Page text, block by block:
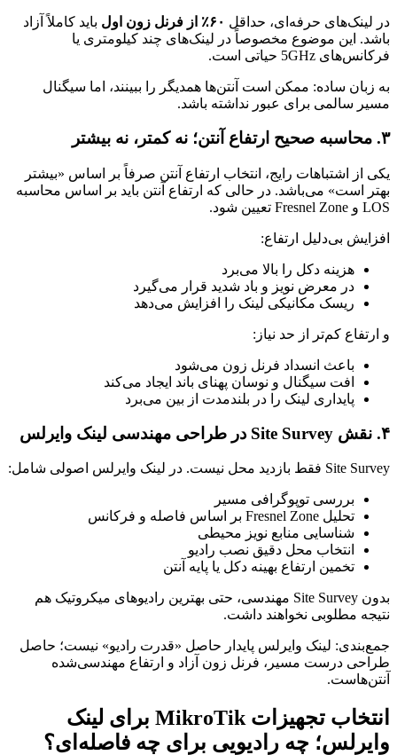
در لینک‌های حرفه‌ای، حداقل ۶۰٪ از فرنل زون اول
باید کاملاً آزاد
باشد. این موضوع مخصوصاً در لینک‌های چند کیلومتری یا
فرکانس‌های 5GHz حیاتی است.
به زبان ساده: ممکن است آنتن‌ها همدیگر را ببینند، اما سیگنال
مسیر سالمی برای عبور نداشته باشد.
۳. محاسبه صحیح ارتفاع آنتن؛ نه کمتر، نه بیشتر
یکی از اشتباهات رایج، انتخاب ارتفاع آنتن صرفاً بر اساس «بیشتر
بهتر است» می‌باشد. در حالی که ارتفاع آنتن باید بر اساس محاسبه
LOS و Fresnel Zone تعیین شود.
افزایش بی‌دلیل ارتفاع:
هزینه دکل را بالا می‌برد
در معرض نویز و باد شدید قرار می‌گیرد
ریسک مکانیکی لینک را افزایش می‌دهد
و ارتفاع کم‌تر از حد نیاز:
باعث انسداد فرنل زون می‌شود
افت سیگنال و نوسان پهنای باند ایجاد می‌کند
پایداری لینک را در بلندمدت از بین می‌برد
۴. نقش Site Survey در طراحی مهندسی لینک وایرلس
Site Survey فقط بازدید محل نیست. در لینک وایرلس اصولی شامل:
بررسی توپوگرافی مسیر
تحلیل Fresnel Zone بر اساس فاصله و فرکانس
شناسایی منابع نویز محیطی
انتخاب محل دقیق نصب رادیو
تخمین ارتفاع بهینه دکل یا پایه آنتن
بدون Site Survey مهندسی، حتی بهترین رادیوهای میکروتیک هم
نتیجه مطلوبی نخواهند داشت.
جمع‌بندی: لینک وایرلس پایدار حاصل «قدرت رادیو» نیست؛ حاصل
طراحی درست مسیر، فرنل زون آزاد و ارتفاع مهندسی‌شده
آنتن‌هاست.
انتخاب تجهیزات MikroTik برای لینک
وایرلس؛ چه رادیویی برای چه فاصله‌ای؟